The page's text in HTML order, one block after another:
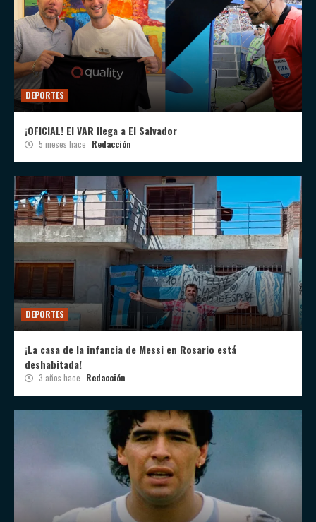
DEPORTES
¡OFICIAL! El VAR llega a El Salvador
5 meses hace Redacción
DEPORTES
¡La casa de la infancia de Messi en Rosario está
deshabitada!
3 años hace Redacción